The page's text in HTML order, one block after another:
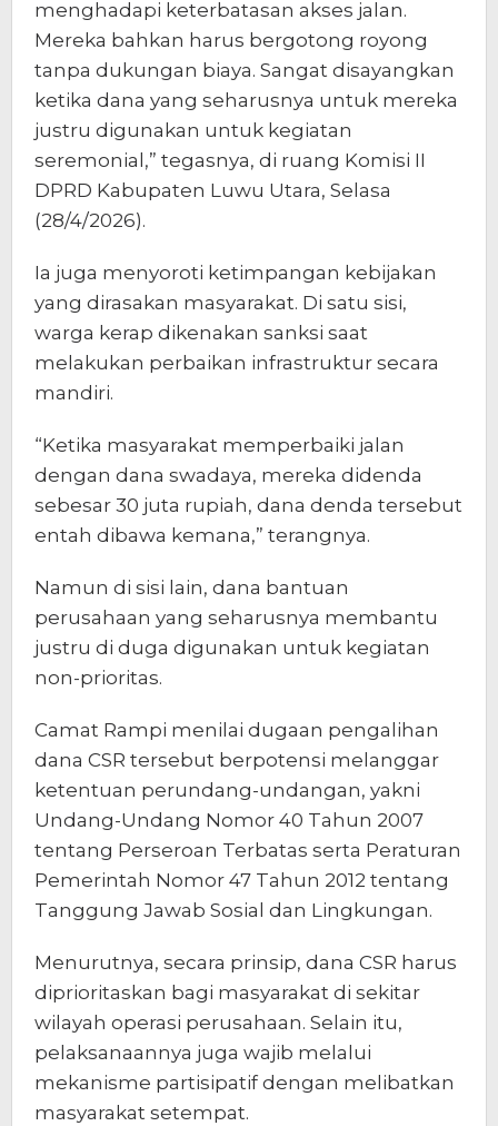
menghadapi keterbatasan akses jalan.
Mereka bahkan harus bergotong royong
tanpa dukungan biaya. Sangat disayangkan
ketika dana yang seharusnya untuk mereka
justru digunakan untuk kegiatan
seremonial,” tegasnya, di ruang Komisi II
DPRD Kabupaten Luwu Utara, Selasa
(28/4/2026).
Ia juga menyoroti ketimpangan kebijakan
yang dirasakan masyarakat. Di satu sisi,
warga kerap dikenakan sanksi saat
melakukan perbaikan infrastruktur secara
mandiri.
“Ketika masyarakat memperbaiki jalan
dengan dana swadaya, mereka didenda
sebesar 30 juta rupiah, dana denda tersebut
entah dibawa kemana,” terangnya.
Namun di sisi lain, dana bantuan
perusahaan yang seharusnya membantu
justru di duga digunakan untuk kegiatan
non-prioritas.
Camat Rampi menilai dugaan pengalihan
dana CSR tersebut berpotensi melanggar
ketentuan perundang-undangan, yakni
Undang-Undang Nomor 40 Tahun 2007
tentang Perseroan Terbatas serta Peraturan
Pemerintah Nomor 47 Tahun 2012 tentang
Tanggung Jawab Sosial dan Lingkungan.
Menurutnya, secara prinsip, dana CSR harus
diprioritaskan bagi masyarakat di sekitar
wilayah operasi perusahaan. Selain itu,
pelaksanaannya juga wajib melalui
mekanisme partisipatif dengan melibatkan
masyarakat setempat.